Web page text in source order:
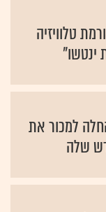
טלוויזיה
ינטשו"
למכור את
שלה